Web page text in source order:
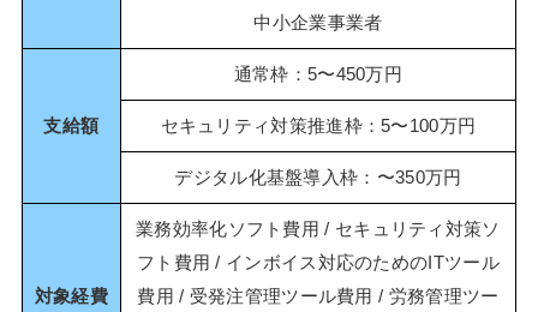
中小企業事業者
支給額
通常枠：5〜450万円
セキュリティ対策推進枠：5〜100万円
デジタル化基盤導入枠：〜350万円
対象経費
業務効率化ソフト費用 / セキュリティ対策ソ
フト費用 / インボイス対応のためのITツール
費用 / 受発注管理ツール費用 / 労務管理ツー